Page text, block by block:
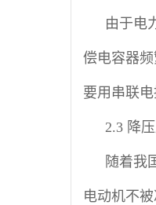
由于电
偿电容器
要用串联
2.3 降
随着我
电动机不